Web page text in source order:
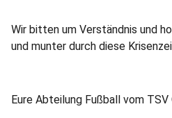
Wir bitten um Verständnis und
und munter durch diese
Eure Abteilung Fußball vom TSV